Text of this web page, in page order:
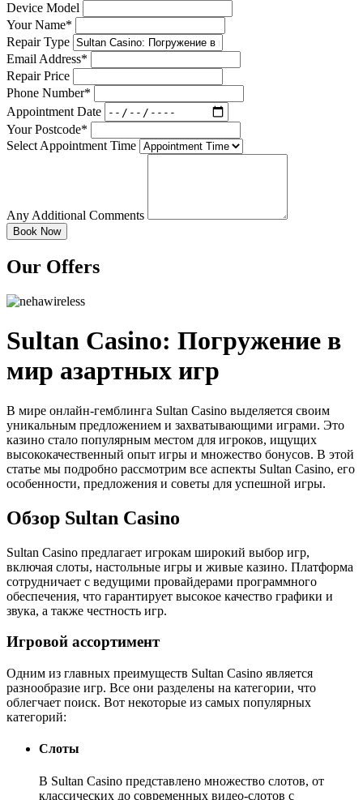
Device Model
Your Name*
Repair Type
Email Address*
Repair Price
Phone Number*
Appointment Date
Your Postcode*
Select Appointment Time
Any Additional Comments
Our Offers
Sultan Casino: Погружение в
мир азартных игр
В мире онлайн-гемблинга Sultan Casino выделяется своим
уникальным предложением и захватывающими играми. Это
казино стало популярным местом для игроков, ищущих
высококачественный опыт игры и множество бонусов. В этой
статье мы подробно рассмотрим все аспекты Sultan Casino, его
особенности, предложения и советы для успешной игры.
Обзор Sultan Casino
Sultan Casino предлагает игрокам широкий выбор игр,
включая слоты, настольные игры и живые казино. Платформа
сотрудничает с ведущими провайдерами программного
обеспечения, что гарантирует высокое качество графики и
звука, а также честность игр.
Игровой ассортимент
Одним из главных преимуществ Sultan Casino является
разнообразие игр. Все они разделены на категории, что
облегчает поиск. Вот некоторые из самых популярных
категорий:
Слоты
В Sultan Casino представлено множество слотов, от
классических до современных видео-слотов с